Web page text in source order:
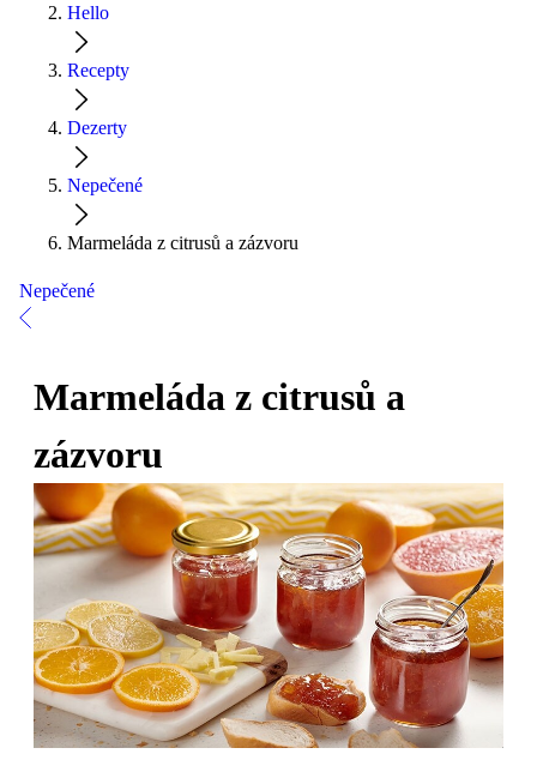
Hello
Recepty
Dezerty
Nepečené
Marmeláda z citrusů a zázvoru
Nepečené
Marmeláda z citrusů a
zázvoru